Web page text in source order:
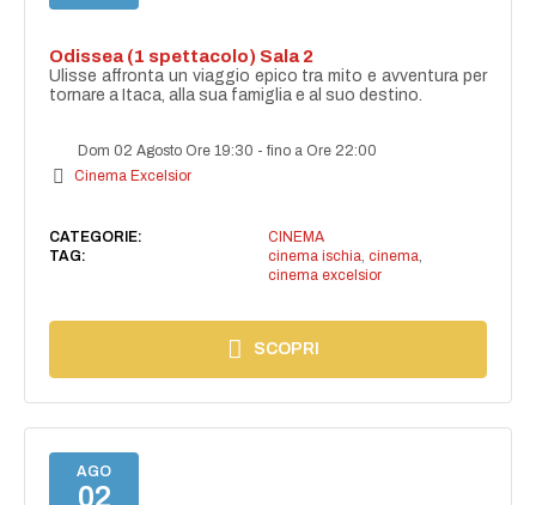
Odissea (1 spettacolo) Sala 2
Ulisse affronta un viaggio epico tra mito e avventura per
tornare a Itaca, alla sua famiglia e al suo destino.
Dom 02 Agosto Ore 19:30 -fino a Ore 22:00
Cinema Excelsior
CATEGORIE:
CINEMA
TAG:
cinema ischia, cinema,
cinema excelsior
SCOPRI
AGO
02